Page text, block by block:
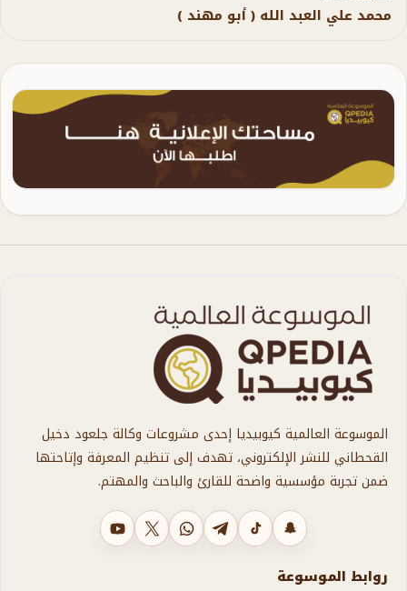
محمد علي العبد الله ( أبو مهند )
الموسوعة العالمية كيوبيديا إحدى مشروعات وكالة جلعود دخيل
القحطاني للنشر الإلكتروني، تهدف إلى تنظيم المعرفة وإتاحتها
ضمن تجربة مؤسسية واضحة للقارئ والباحث والمهتم.
يوتيوب
X واتسابتليجرامتيك توكسناب شات
روابط الموسوعة